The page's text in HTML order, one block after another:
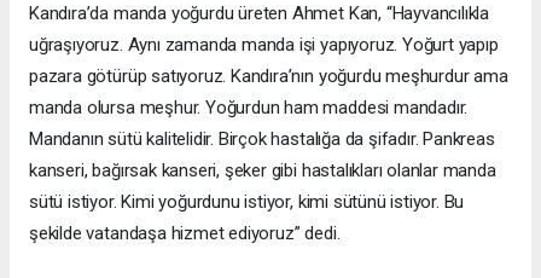
Kandıra’da manda yoğurdu üreten Ahmet Kan, “Hayvancılıkla
uğraşıyoruz. Aynı zamanda manda işi yapıyoruz. Yoğurt yapıp
pazara götürüp satıyoruz. Kandıra’nın yoğurdu meşhurdur ama
manda olursa meşhur. Yoğurdun ham maddesi mandadır.
Mandanın sütü kalitelidir. Birçok hastalığa da şifadır. Pankreas
kanseri, bağırsak kanseri, şeker gibi hastalıkları olanlar manda
sütü istiyor. Kimi yoğurdunu istiyor, kimi sütünü istiyor. Bu
şekilde vatandaşa hizmet ediyoruz” dedi.